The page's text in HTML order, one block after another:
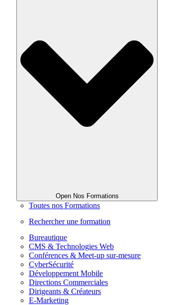
Open Nos Formations
Toutes nos Formations
Rechercher une formation
Bureautique
CMS & Technologies Web
Conférences & Meet-up sur-mesure
CyberSécurité
Développement Mobile
Directions Commerciales
Dirigeants & Créateurs
E-Marketing